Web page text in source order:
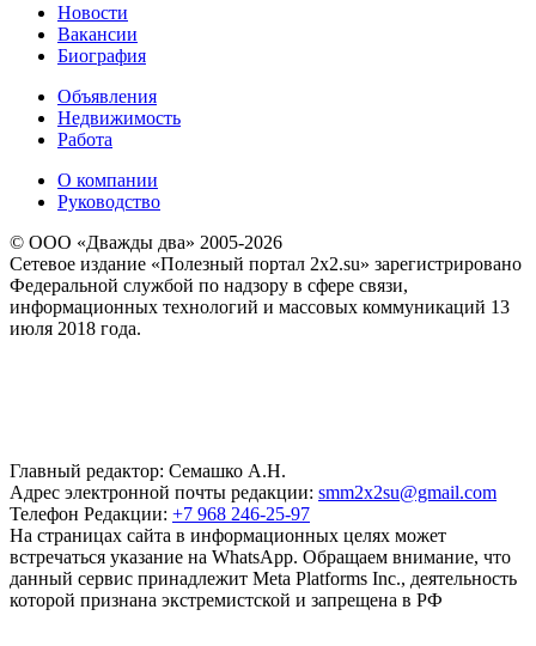
Новости
Вакансии
Биография
Объявления
Недвижимость
Работа
О компании
Руководство
© ООО «Дважды два» 2005-2026
Сетевое издание «Полезный портал 2x2.su» зарегистрировано
Федеральной службой по надзору в сфере связи,
информационных технологий и массовых коммуникаций 13
июля 2018 года.
Главный редактор: Семашко А.Н.
Адрес электронной почты редакции: smm2x2su@gmail.com
Телефон Редакции: +7 968 246-25-97
На страницах сайта в информационных целях может
встречаться указание на WhatsApp. Обращаем внимание, что
данный сервис принадлежит Meta Platforms Inc., деятельность
которой признана экстремистской и запрещена в РФ